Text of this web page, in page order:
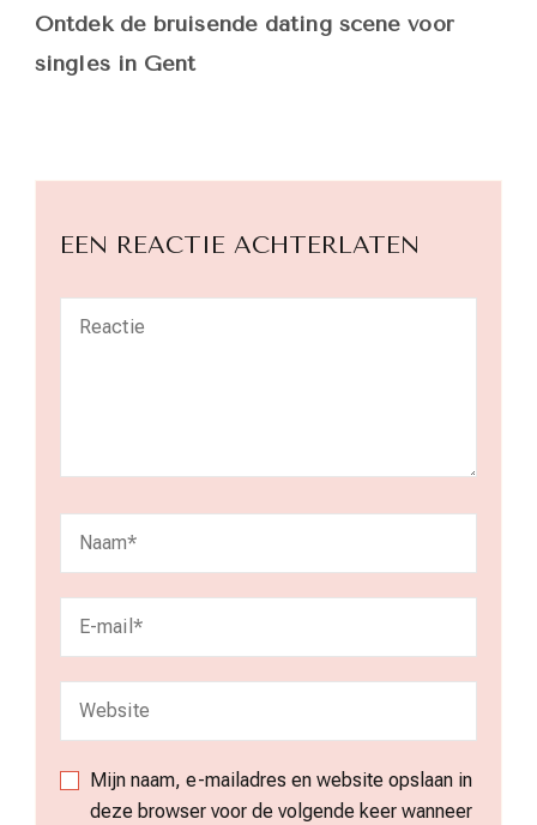
Ontdek de bruisende dating scene voor
singles in Gent
EEN REACTIE ACHTERLATEN
Mijn naam, e-mailadres en website opslaan in
deze browser voor de volgende keer wanneer